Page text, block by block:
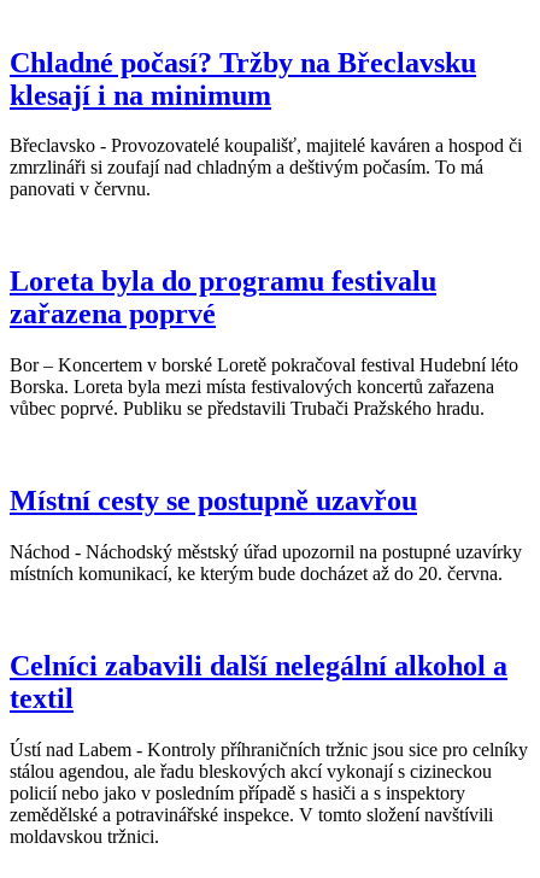
Chladné počasí? Tržby na Břeclavsku
klesají i na minimum
Břeclavsko - Provozovatelé koupališť, majitelé kaváren a hospod či
zmrzlináři si zoufají nad chladným a deštivým počasím. To má
panovati v červnu.
Loreta byla do programu festivalu
zařazena poprvé
Bor – Koncertem v borské Loretě pokračoval festival Hudební léto
Borska. Loreta byla mezi místa festivalových koncertů zařazena
vůbec poprvé. Publiku se představili Trubači Pražského hradu.
Místní cesty se postupně uzavřou
Náchod - Náchodský městský úřad upozornil na postupné uzavírky
místních komunikací, ke kterým bude docházet až do 20. června.
Celníci zabavili další nelegální alkohol a
textil
Ústí nad Labem - Kontroly příhraničních tržnic jsou sice pro celníky
stálou agendou, ale řadu bleskových akcí vykonají s cizineckou
policií nebo jako v posledním případě s hasiči a s inspektory
zemědělské a potravinářské inspekce. V tomto složení navštívili
moldavskou tržnici.